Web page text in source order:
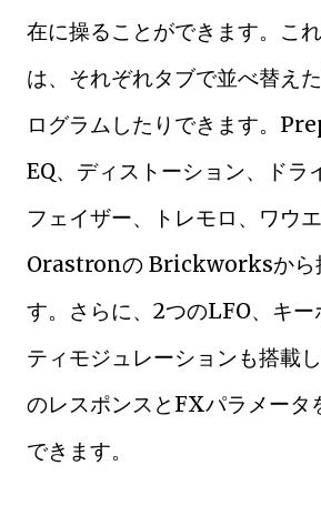
在に操ることができます。こ
は、それぞれタブで並べ替え
ログラムしたりできます。
EQ、ディストーション、ドラ
フェイザー、トレモロ、ワウエ
Orastronの Brickworksから
す。さらに、2つのLFO、キー
ティモジュレーションも搭載
のレスポンスとFXパラメータ
できます。